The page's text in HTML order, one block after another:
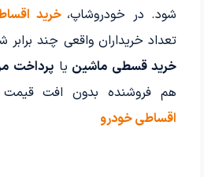
شود. در خودروشاپ، خرید
تعداد خریداران واقعی چند برابر
خرید قسطی ماشین یاپرداخت
هم فروشنده بدون افت
اقساطی خودرو